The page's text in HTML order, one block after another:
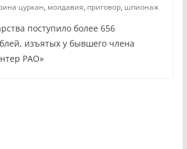
цуркан, молдавия, приговор, шпионаж
поступило более 656
изъятых у бывшего члена
РАО»